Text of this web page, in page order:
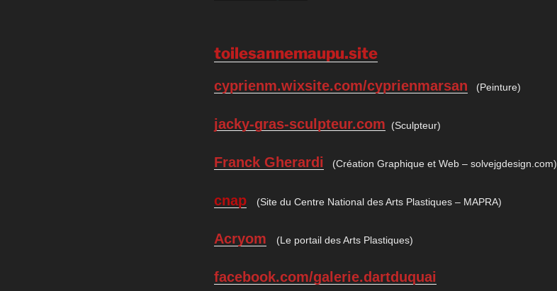
toilesannemaupu.site
cyprienm.wixsite.com/cyprienmarsan (Peinture)
jacky-gras-sculpteur.com (Sculpteur)
Franck Gherardi (Création Graphique et Web – solvejgdesign.com)
cnap (Site du Centre National des Arts Plastiques – MAPRA)
Acryom (Le portail des Arts Plastiques)
facebook.com/galerie.dartduquai